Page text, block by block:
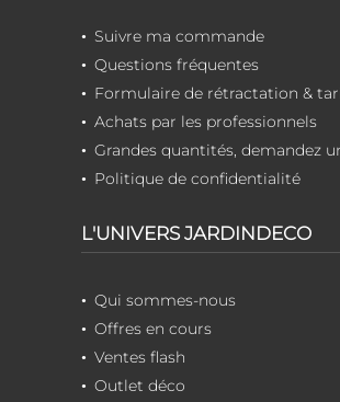
Suivre ma commande
Questions fréquentes
Formulaire de rétractation &
Achats par les professionnels
Grandes quantités, demandez
Politique de confidentialité
L'UNIVERS JARDINDECO
Qui sommes-nous
Offres en cours
Ventes flash
Outlet déco